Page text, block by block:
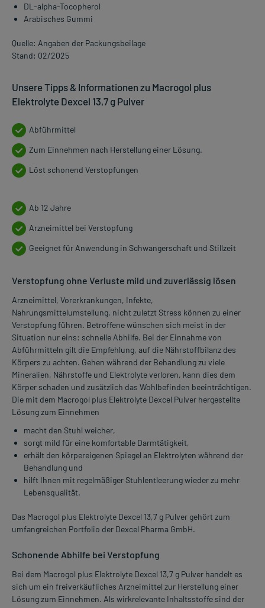
DL-alpha-Tocopherol
Arabisches Gummi
Quelle: Angaben der Packungsbeilage
Stand: 02/2025
Unsere Tipps & Informationen zu Macrogol plus
Elektrolyte Dexcel 13,7 g Pulver
Abführmittel
Zum Einnehmen nach Herstellung einer Lösung.
Löst schonend Verstopfungen
Ab 12 Jahre
Arzneimittel bei Verstopfung
Geeignet für Anwendung in Schwangerschaft und Stillzeit
Verstopfung ohne Verluste mild und zuverlässig lösen
Arzneimittel, Vorerkrankungen, Infekte,
Nahrungsmittelumstellung, nicht zuletzt Stress können zu einer
Verstopfung führen. Betroffene wünschen sich meist in der
Situation nur eins: schnelle Abhilfe. Bei der Einnahme von
Abführmitteln gilt die Empfehlung, auf die Nährstoffbilanz des
Körpers zu achten. Gehen während der Behandlung zu viele
Mineralien, Nährstoffe und Elektrolyte verloren, kann dies dem
Körper schaden und zusätzlich das Wohlbefinden beeinträchtigen.
Die mit dem Macrogol plus Elektrolyte Dexcel Pulver hergestellte
Lösung zum Einnehmen
macht den Stuhl weicher,
sorgt mild für eine komfortable Darmtätigkeit,
erhält den körpereigenen Spiegel an Elektrolyten während der
Behandlung und
hilft Ihnen mit regelmäßiger Stuhlentleerung wieder zu mehr
Lebensqualität.
Das Macrogol plus Elektrolyte Dexcel 13,7 g Pulver gehört zum
umfangreichen Portfolio der Dexcel Pharma GmbH.
Schonende Abhilfe bei Verstopfung
Bei dem Macrogol plus Elektrolyte Dexcel 13,7 g Pulver handelt es
sich um ein freiverkäufliches Arzneimittel zur Herstellung einer
Lösung zum Einnehmen. Als wirkrelevante Inhaltsstoffe sind der